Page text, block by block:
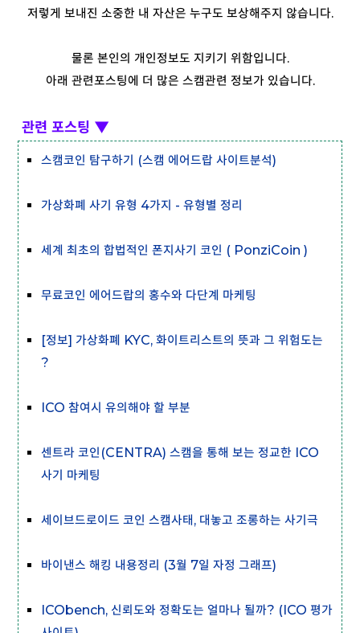
저렇게 보내진 소중한 내 자산은 누구도 보상해주지 않습니다.
물론 본인의 개인정보도 지키기 위함입니다.
아래 관련포스팅에 더 많은 스캠관련 정보가 있습니다.
관련 포스팅 ▼
스캠코인 탐구하기 (스캠 에어드랍 사이트분석)
가상화폐 사기 유형 4가지 - 유형별 정리
세계 최초의 합법적인 폰지사기 코인 ( PonziCoin )
무료코인 에어드랍의 홍수와 다단계 마케팅
[정보] 가상화폐 KYC, 화이트리스트의 뜻과 그 위험도는
?
ICO 참여시 유의해야 할 부분
센트라 코인(CENTRA) 스캠을 통해 보는 정교한 ICO
사기 마케팅
세이브드로이드 코인 스캠사태, 대놓고 조롱하는 사기극
바이낸스 해킹 내용정리 (3월 7일 자정 그래프)
ICObench, 신뢰도와 정확도는 얼마나 될까? (ICO 평가